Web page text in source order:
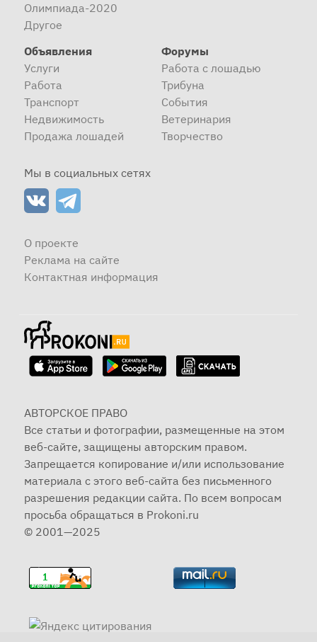
Олимпиада-2020
Другое
Объявления
Услуги
Работа
Транспорт
Недвижимость
Продажа лошадей
Форумы
Работа с лошадью
Трибуна
События
Ветеринария
Творчество
Мы в социальных сетях
О проекте
Реклама на сайте
Контактная информация
АВТОРСКОЕ ПРАВО
Все статьи и фотографии, размещенные на этом
веб-сайте, защищены авторским правом.
Запрещается копирование и/или использование
материала с этого веб-сайта без письменного
разрешения редакции сайта. По всем вопросам
просьба обращаться в Prokoni.ru
© 2001—2025